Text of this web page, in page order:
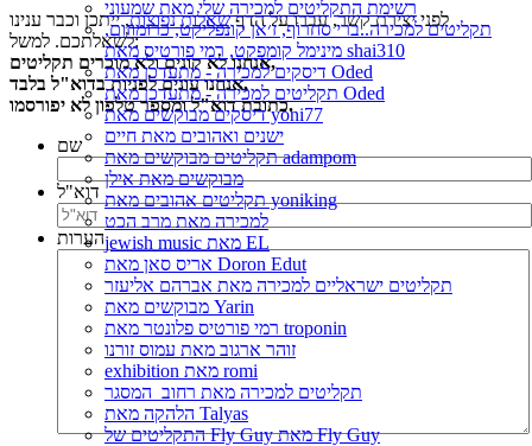
רשימת התקליטים למכירה שלי מאת שמעוני
תקליטים למכירה..ברי סחרוֹף, ז׳אן קונפליקט, כרומוזום,
מינימל קומפקט, רמי פורטיס מאת shai310
דיסקים למכירה - מתעדכן מאת Oded
תקליטים למכירה - מתעדכן מאת Oded
דיסקים מבוקשים מאת yoni77
ישנים ואהובים מאת חיים
תקליטים מבוקשים מאת adampom
מבוקשים מאת אילן
תקליטים אהובים מאת yoniking
למכירה מאת מרב הכט
jewish music מאת EL
אריס סאן מאת Doron Edut
תקליטים ישראליים למכירה מאת אברהם אליעזר
מבוקשים מאת Yarin
רמי פורטיס פלונטר מאת troponin
זוהר ארגוב מאת עמוס זורנו
exhibition מאת romi
תקליטים למכירה מאת רחוב_המסגר
הלהקה מאת Talyas
התקליטים של Fly Guy מאת Fly Guy
לפני יצירת קשר, עברו על הדףשאלות נפוצות, ייתכן וכבר ענינו
לשאלתכם. למשל:
אנחנו לא קונים ולא מוכרים תקליטים,
אנחנו עונים לפניות בדוא"ל בלבד,
כתובת דוא"ל ומספר טלפון לא יפורסמו.
שם
דוא"ל
הערות